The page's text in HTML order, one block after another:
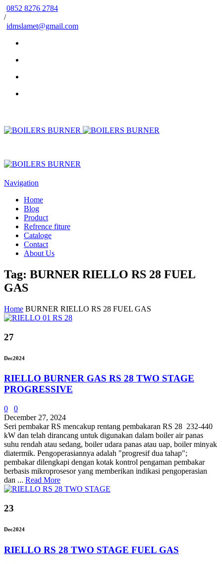
0852 8276 2784
/
idmslamet@gmail.com
Navigation
Home
Blog
Product
Refrence fiture
Cataloge
Contact
About Us
Tag: BURNER RIELLO RS 28 FUEL
GAS
Home BURNER RIELLO RS 28 FUEL GAS
27
Dec2024
RIELLO BURNER GAS RS 28 TWO STAGE
PROGRESSIVE
0
0
December 27, 2024
Seri pembakar RS mencakup rentang pembakaran RS 28 232-440
kW dan telah dirancang untuk digunakan dalam boiler air panas
suhu rendah atau sedang, boiler udara panas atau uap, boiler minyak
diatermik. Pengoperasiannya adalah "progresif dua tahap";
pembakar dilengkapi dengan kotak kontrol pengaman pembakar
berbasis mikroprosesor yang memberikan indikasi pengoperasian
dan ... Read More
23
Dec2024
RIELLO RS 28 TWO STAGE FUEL GAS